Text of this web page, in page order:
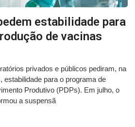
estabilidade para
de vacinas
privados e públicos pediram, na
estabilidade para o programa de
Produtivo (PDPs). Em julho, o
a suspensã